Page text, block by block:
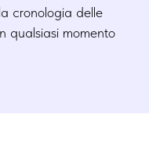
cronologia delle
qualsiasi momento